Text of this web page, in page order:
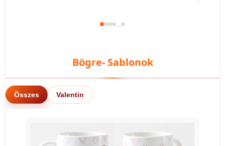
Bögre- Sablonok
Összes Valentin